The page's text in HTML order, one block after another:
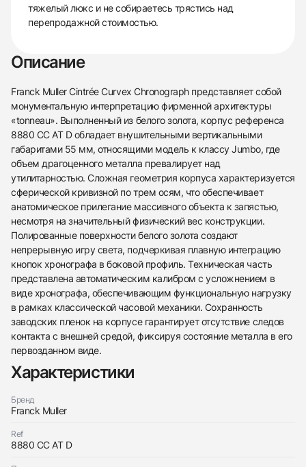
438
285
145
142
205
204
195
150
6
тяжелый люкс и не собираетесь трястись над
перепродажной стоимостью.
Описание
Franck Muller Cintrée Curvex Chronograph представляет собой
монументальную интерпретацию фирменной архитектуры
«tonneau». Выполненный из белого золота, корпус референса
8880 CC AT D обладает внушительными вертикальными
габаритами 55 мм, относящими модель к классу Jumbo, где
объем драгоценного металла превалирует над
утилитарностью. Сложная геометрия корпуса характеризуется
сферической кривизной по трем осям, что обеспечивает
анатомическое прилегание массивного объекта к запястью,
несмотря на значительный физический вес конструкции.
Полированные поверхности белого золота создают
непрерывную игру света, подчеркивая плавную интеграцию
кнопок хронографа в боковой профиль. Техническая часть
представлена автоматическим калибром с усложнением в
виде хронографа, обеспечивающим функциональную нагрузку
в рамках классической часовой механики. Сохранность
заводских пленок на корпусе гарантирует отсутствие следов
контакта с внешней средой, фиксируя состояние металла в его
первозданном виде.
Характеристики
Бренд
Franck Muller
Ref
8880 CC AT D
Оставьте ваши контактные данные и мы свяжемся
Трейд-ин часов
Franck Muller